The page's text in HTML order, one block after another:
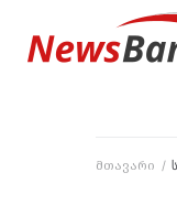
მთავარი /